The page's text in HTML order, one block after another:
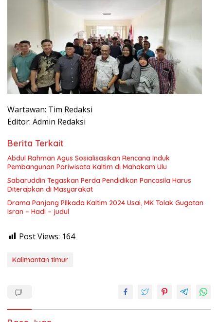
Wartawan: Tim Redaksi
Editor: Admin Redaksi
Berita Terkait
Abdul Rahman Agus Sosialisasikan Rencana Induk
Pembangunan Pariwisata Kaltim di Mahakam Ulu
Sabaruddin Tegaskan Perda Pendidikan Pancasila Harus
Diterapkan di Masyarakat
Drama Panjang Pilkada Kaltim 2024 Usai, MK Tolak Gugatan
Isran – Hadi – judul
Post Views: 164
Kalimantan timur